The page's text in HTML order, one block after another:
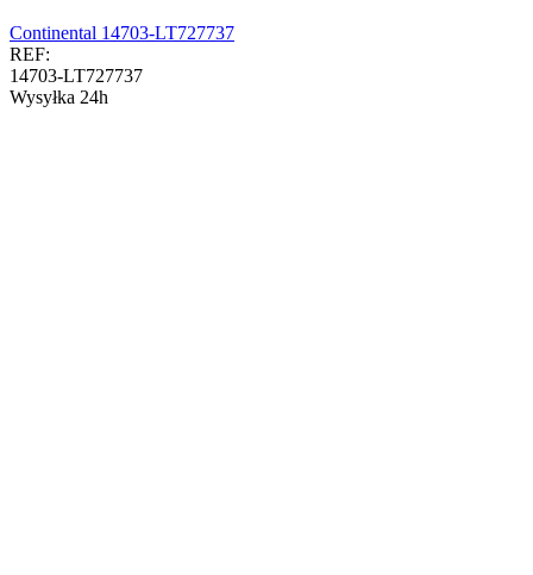
Continental 14703-LT727737
REF:
14703-LT727737
Wysyłka 24h